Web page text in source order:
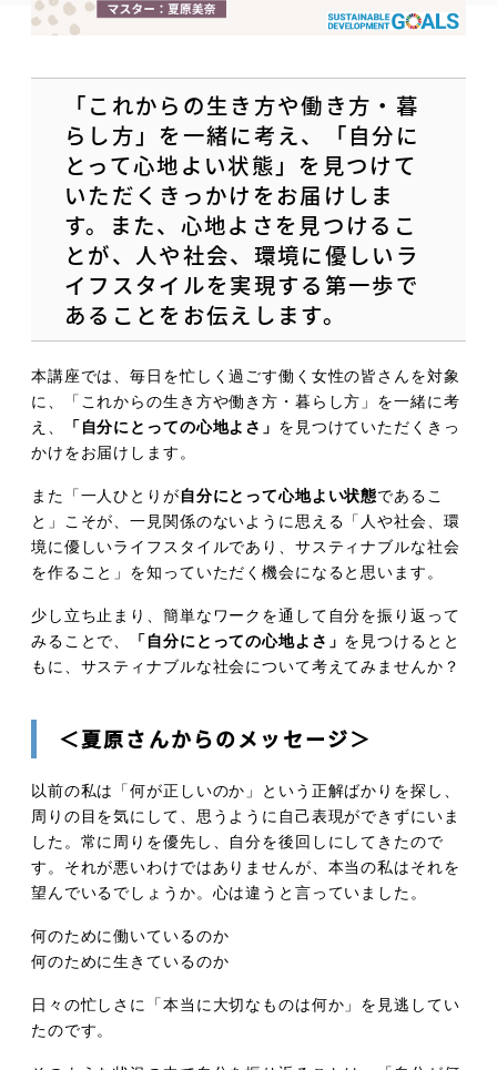
「これからの生き方や働き方・暮
らし方」を一緒に考え、「自分に
とって心地よい状態」を見つけて
いただくきっかけをお届けしま
す。また、心地よさを見つけるこ
とが、人や社会、環境に優しいラ
イフスタイルを実現する第一歩で
あることをお伝えします。
本講座では、毎日を忙しく過ごす働く女性の皆さんを対象
に、「これからの生き方や働き方・暮らし方」を一緒に考
え、
「自分にとっての心地よさ」 を見つけていただくきっ
かけをお届けします。
また「一人ひとりが自分にとって心地よい状態であるこ
と」こそが、一見関係のないように思える「人や社会、環
境に優しいライフスタイルであり、サスティナブルな社会
を作ること」を知っていただく機会になると思います。
少し立ち止まり、簡単なワークを通して自分を振り返って
みることで、
「自分にとっての心地よさ」 を見つけるとと
もに、サスティナブルな社会について考えてみませんか？
＜夏原さんからのメッセージ＞
以前の私は「何が正しいのか」という正解ばかりを探し、
周りの目を気にして、思うように自己表現ができずにいま
した。常に周りを優先し、自分を後回しにしてきたので
す。それが悪いわけではありませんが、本当の私はそれを
望んでいるでしょうか。心は違うと言っていました。
何のために働いているのか
何のために生きているのか
日々の忙しさに「本当に大切なものは何か」を見逃してい
たのです。